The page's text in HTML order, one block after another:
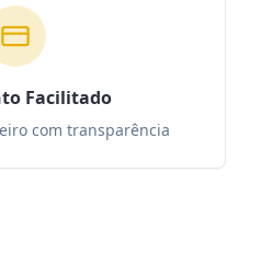
Facilitado
com transparência